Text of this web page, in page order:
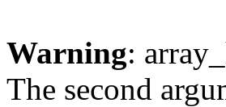
Warning:
The second